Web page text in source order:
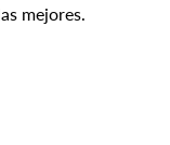
mejores.